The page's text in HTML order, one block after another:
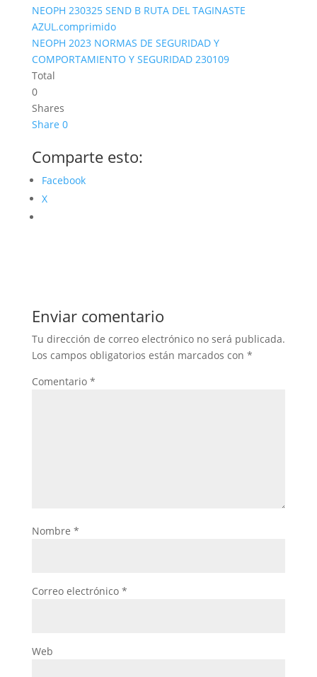
NEOPH 230325 SEND B RUTA DEL TAGINASTE
AZUL.comprimido
NEOPH 2023 NORMAS DE SEGURIDAD Y
COMPORTAMIENTO Y SEGURIDAD 230109
Total
0
Shares
Share 0
Comparte esto:
Facebook
X
Enviar comentario
Tu dirección de correo electrónico no será publicada.
Los campos obligatorios están marcados con *
Comentario *
Nombre *
Correo electrónico *
Web